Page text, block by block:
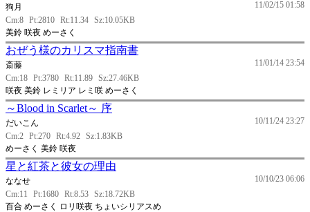
11/02/15 01:58
狗月
Cm:8 Pt:2810 Rt:11.34 Sz:10.05KB
美鈴 咲夜 めーさく
おぜう様のカリスマ指南書
11/01/14 23:54
斎藤
Cm:18 Pt:3780 Rt:11.89 Sz:27.46KB
咲夜 美鈴 レミリア レミ咲 めーさく
～Blood in Scarlet～ 序
10/11/24 23:27
だいこん
Cm:2 Pt:270 Rt:4.92 Sz:1.83KB
めーさく 美鈴 咲夜
星と紅茶と彼女の理由
10/10/23 06:06
ななせ
Cm:11
Pt:1680 Rt:8.53 Sz:18.72KB
百合 めーさく ロリ咲夜 ちょいシリアスめ